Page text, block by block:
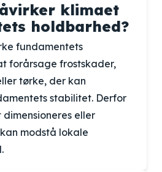
klimaet
holdbarhed?
fundamentets
forårsage frostskader,
tørke, der kan
stabilitet. Derfor
eller
modstå lokale